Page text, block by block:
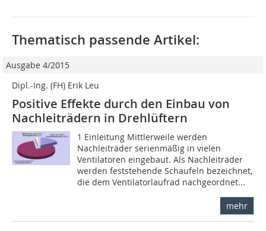
Thematisch passende Artikel:
Ausgabe 4/2015
Dipl.-Ing. (FH) Erik Leu
Positive Effekte durch den Einbau von
Nachleiträdern in Drehlüftern
1 Einleitung Mittlerweile werden
Nachleiträder serienmäßig in vielen
Ventilatoren eingebaut. Als Nachleiträder
werden feststehende Schaufeln bezeichnet,
die dem Ventilatorlaufrad nachgeordnet...
mehr